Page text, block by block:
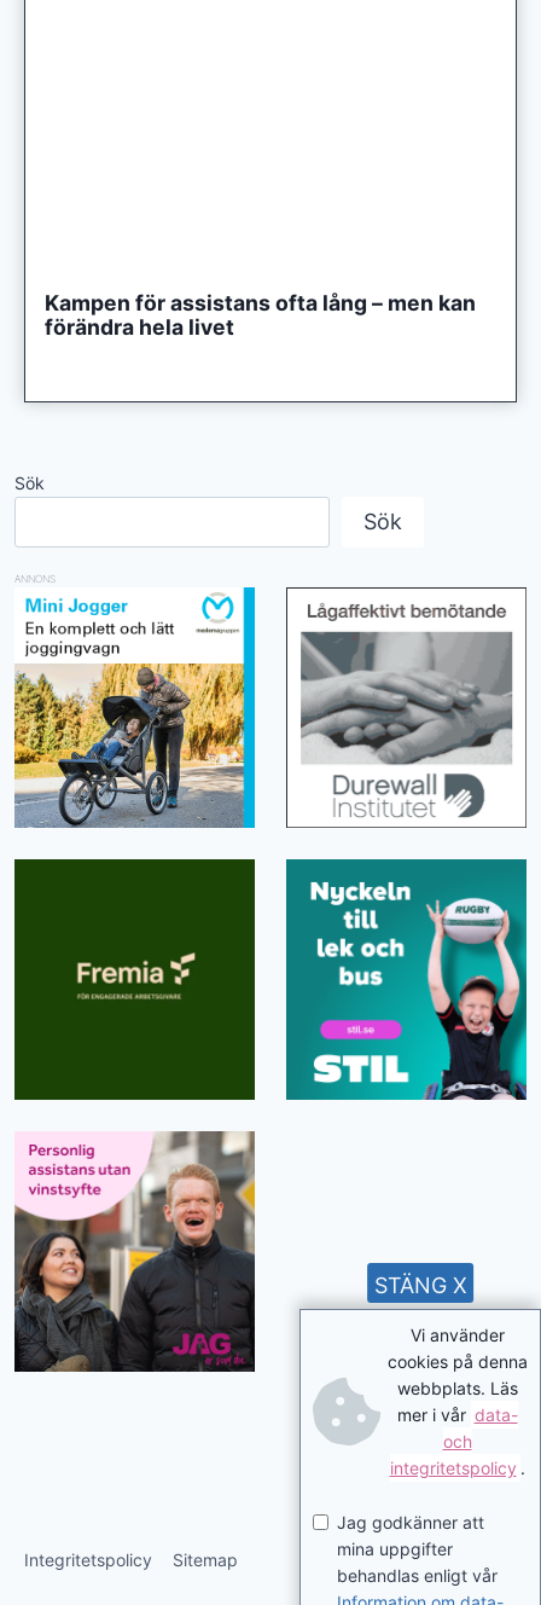
Kampen för assistans ofta lång – men kan
förändra hela livet
Sök
Sök
ANNONS
Integritetspolicy Sitemap
Vi använder
cookies på denna
webbplats. Läs
mer i vår data-
och
integritetspolicy .
Jag godkänner att
mina uppgifter
behandlas enligt vår
STÄNG X